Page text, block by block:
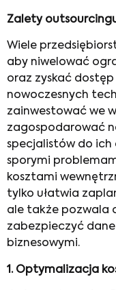
Zalety outsourcingu
Wiele
aby niwelować
oraz zyskać
nowoczesnych
zainwestować we
zagospodarować
specjalistów do ich
sporymi
kosztami
tylko ułatwia
ale także pozwala
zabezpieczyć
biznesowymi.
1. Optymalizacja